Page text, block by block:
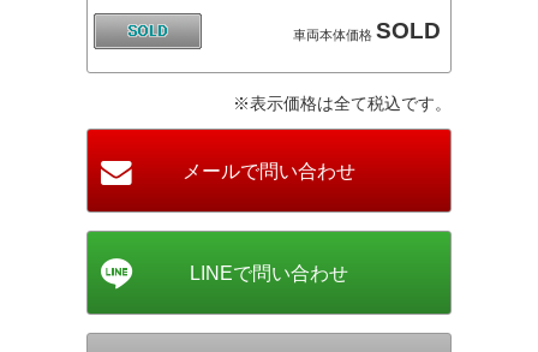
車両本体価格 SOLD
※表示価格は全て税込です。